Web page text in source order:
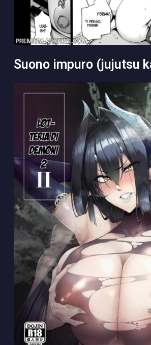
suono impuro (jujutsu